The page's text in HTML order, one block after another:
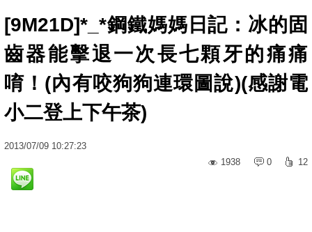
[9M21D]*_*鋼鐵媽媽日記：冰的固
齒器能擊退一次長七顆牙的痛痛
唷！(內有咬狗狗連環圖說)(感謝電
小二登上下午茶)
2013/07/09 10:27:23
1938
0 12